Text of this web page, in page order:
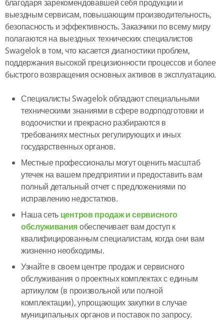
благодаря зарекомендовавшей себя продукции и
выездным сервисам, повышающим производительность,
безопасность и эффективность. Заказчики по всему миру
полагаются на выездных технических специалистов
Swagelok в том, что касается диагностики проблем,
поддержания высокой прецизионности процессов и более
быстрого возвращения основных активов в эксплуатацию.
Специалисты Swagelok обладают специальными
техническими знаниями в сфере водоподготовки и
водоочистки и прекрасно разбираются в
требованиях местных регулирующих и иных
государственных органов.
Местные профессионалы могут оценить масштаб
утечек на вашем предприятии и предоставить вам
полный детальный отчет с предложениями по
исправлению недостатков.
Наша сеть центров продаж и сервисного
обслуживанияобеспечивает вам доступ к
квалифицированным специалистам, когда они вам
жизненно необходимы.
Узнайте в своем центре продаж и сервисного
обслуживания о проектных комплектах с единым
артикулом (в произвольной или полной
комплектации), упрощающих закупки в случае
муниципальных органов и поставок по запросу.